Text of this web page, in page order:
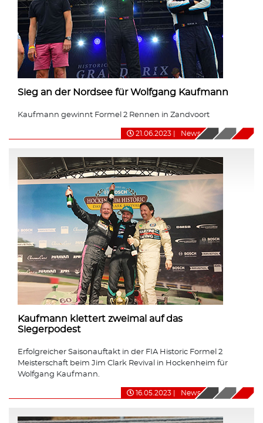
Sieg an der Nordsee für Wolfgang Kaufmann
Kaufmann gewinnt Formel 2 Rennen in Zandvoort
21.06.2023 News
Kaufmann klettert zweimal auf das
Siegerpodest
Erfolgreicher Saisonauftakt in der FIA Historic Formel 2
Meisterschaft beim Jim Clark Revival in Hockenheim für
Wolfgang Kaufmann.
16.05.2023 News